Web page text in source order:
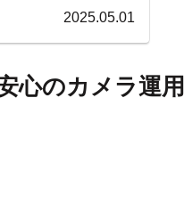
2025.05.01
心のカメラ運用